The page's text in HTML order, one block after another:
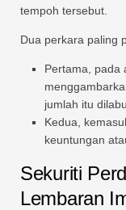
tempoh tersebut.
Dua perkara paling
Pertama, pada
jumlah itu
Kedua,
keuntungan
Sekuriti
Lembaran